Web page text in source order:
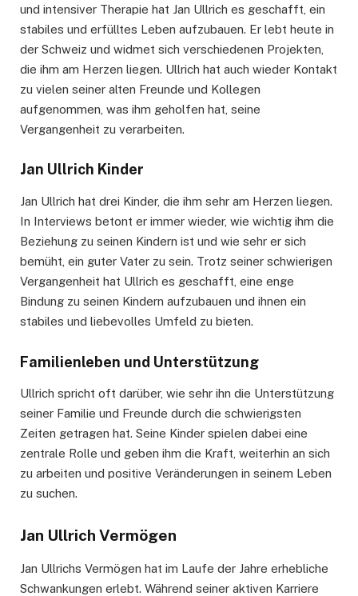
und intensiver Therapie hat Jan Ullrich es geschafft, ein
stabiles und erfülltes Leben aufzubauen. Er lebt heute in
der Schweiz und widmet sich verschiedenen Projekten,
die ihm am Herzen liegen. Ullrich hat auch wieder Kontakt
zu vielen seiner alten Freunde und Kollegen
aufgenommen, was ihm geholfen hat, seine
Vergangenheit zu verarbeiten.
Jan Ullrich Kinder
Jan Ullrich hat drei Kinder, die ihm sehr am Herzen liegen.
In Interviews betont er immer wieder, wie wichtig ihm die
Beziehung zu seinen Kindern ist und wie sehr er sich
bemüht, ein guter Vater zu sein. Trotz seiner schwierigen
Vergangenheit hat Ullrich es geschafft, eine enge
Bindung zu seinen Kindern aufzubauen und ihnen ein
stabiles und liebevolles Umfeld zu bieten.
Familienleben und Unterstützung
Ullrich spricht oft darüber, wie sehr ihn die Unterstützung
seiner Familie und Freunde durch die schwierigsten
Zeiten getragen hat. Seine Kinder spielen dabei eine
zentrale Rolle und geben ihm die Kraft, weiterhin an sich
zu arbeiten und positive Veränderungen in seinem Leben
zu suchen.
Jan Ullrich Vermögen
Jan Ullrichs Vermögen hat im Laufe der Jahre erhebliche
Schwankungen erlebt. Während seiner aktiven Karriere